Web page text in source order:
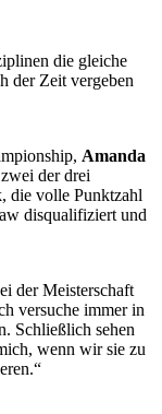
die gleiche
der Zeit vergeben
Amanda
der drei
die volle Punktzahl
disqualifiziert und
der Meisterschaft
versuche immer in
Schließlich sehen
wenn wir sie zu